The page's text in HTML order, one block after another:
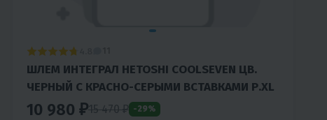
ШЛЕМ ИНТЕГРАЛ HETOSHI COOLSEVEN ЦВ.
ЧЕРНЫЙ С КРАСНО-СЕРЫМИ ВСТАВКАМИ Р.XL
10 980 ₽15 470 ₽ -29%